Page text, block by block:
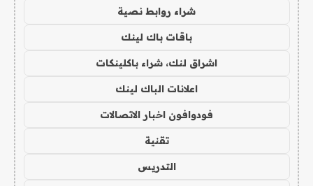
شراء روابط نصية
باقات باك لينك
اشراق لنك، شراء باكلينكات
اعلانات الباك لينك
فودوافون اخبار الاتصالات
تقنية
التدريس